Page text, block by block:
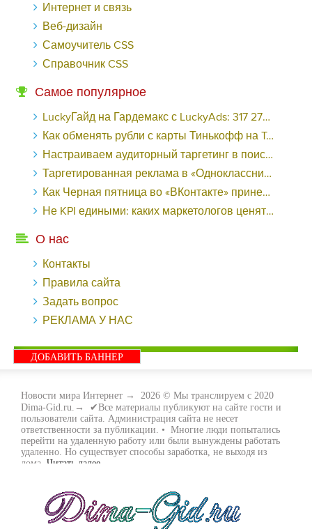
Интернет и связь
Веб-дизайн
Самоучитель CSS
Справочник CSS
Самое популярное
LuckyГайд на Гардемакс с LuckyAds: 317 279 рублей за 10 дней - «Надо знать»
Как обменять рубли с карты Тинькофф на Tether ERC20 (USDT)?
Настраиваем аудиторный таргетинг в поисковой кампании Google Ads - «Заработок»
Таргетированная реклама в «Одноклассниках»: как ее настроить и нужно ли - «Заработок»
Как Черная пятница во «ВКонтакте» принесла магазину подарков 221 продажу по цене 38 рублей - «Заработок»
Не KPI едиными: каких маркетологов ценят - «Заработок»
О нас
Контакты
Правила сайта
Задать вопрос
РЕКЛАМА У НАС
ДОБАВИТЬ БАННЕР
Новости мира Интернет → 2026 © Мы транслируем с 2020
Dima-Gid.ru.→ ✔Все материалы публикуют на сайте гости и
пользователи сайта. Администрация сайта не несет
ответственности за публикации. • Многие люди попытались
перейти на удаленную работу или были вынуждены работать
удаленно. Но существует способы заработка, не выходя из
дома. Читать далее...
много. Все зависит только от вас, чем вы хотите заняться и, что
вам придётся по душе. Наш сайт собирает для вас всю
полезную информацию и новые виды заработка которые